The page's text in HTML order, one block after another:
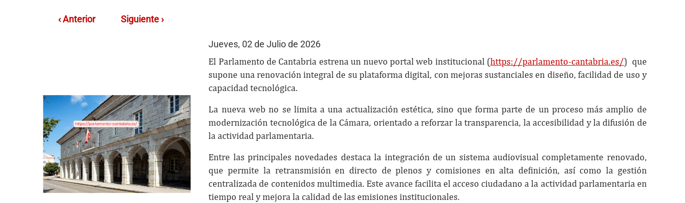
‹ Anterior Siguiente ›
Jueves, 02 de Julio de 2026
El Parlamento de Cantabria estrena un nuevo portal web institucional (https://parlamento-cantabria.es/) que
supone una renovación integral de su plataforma digital, con mejoras sustanciales en diseño, facilidad de uso y
capacidad tecnológica.
La nueva web no se limita a una actualización estética, sino que forma parte de un proceso más amplio de
modernización tecnológica de la Cámara, orientado a reforzar la transparencia, la accesibilidad y la difusión de
la actividad parlamentaria.
Entre las principales novedades destaca la integración de un sistema audiovisual completamente renovado,
que permite la retransmisión en directo de plenos y comisiones en alta definición, así como la gestión
centralizada de contenidos multimedia. Este avance facilita el acceso ciudadano a la actividad parlamentaria en
tiempo real y mejora la calidad de las emisiones institucionales.